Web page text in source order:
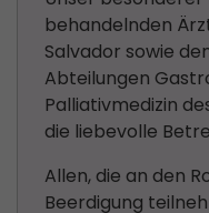
behandelnden
Salvador sowie
Abteilungen
Palliativmedizin
die liebevolle
Allen, die an den
Beerdigung